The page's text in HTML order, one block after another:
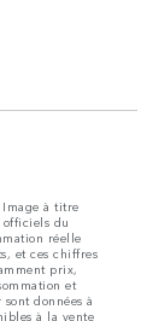
à titre
officiels du
réelle
et ces chiffres
prix,
et
données à
à la vente